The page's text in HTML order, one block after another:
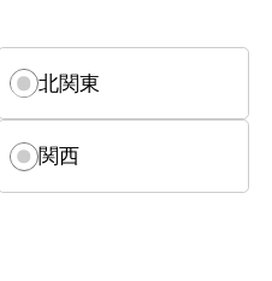
北関東
関西